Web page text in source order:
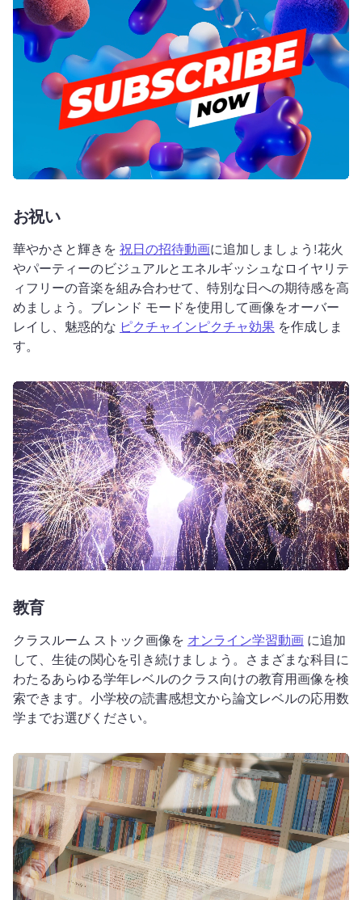
お祝い
華やかさと輝きを 祝日の招待動画に追加しましょう!花火
やパーティーのビジュアルとエネルギッシュなロイヤリテ
ィフリーの音楽を組み合わせて、特別な日への期待感を高
めましょう。 ブレンド モードを使用して画像をオーバー
レイし、魅惑的な ピクチャインピクチャ効果 を作成しま
す。
教育
クラスルーム ストック画像を オンライン学習動画 に追加
して、生徒の関心を引き続けましょう。 さまざまな科目に
わたるあらゆる学年レベルのクラス向けの教育用画像を検
索できます。 小学校の読書感想文から論文レベルの応用数
学までお選びください。